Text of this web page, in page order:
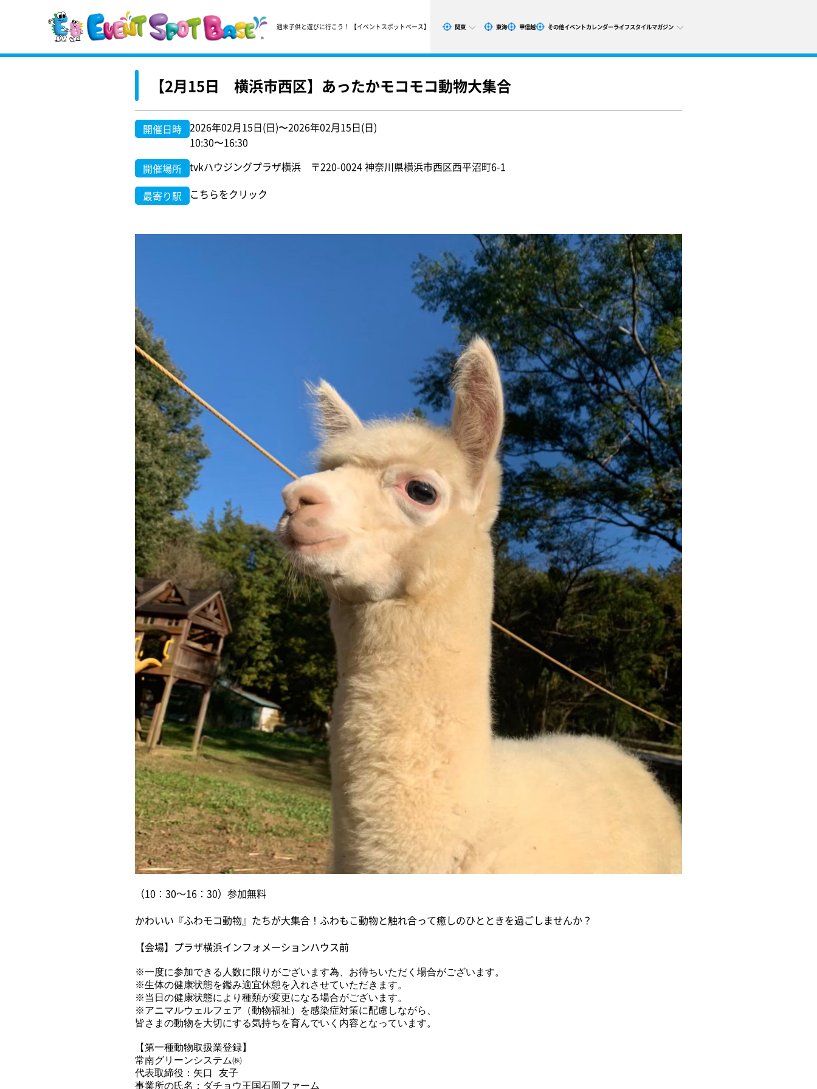
週末子供と遊びに行こう！ 【イベントスポットベース】 関東 東海 甲信越 その他イベントカレンダーライフスタイルマガジン
【2月15日 横浜市西区】あったかモコモコ動物大集合
開催日時 2026年02月15日(日)〜2026年02月15日(日)
10:30〜16:30
開催場所 tvkハウジングプラザ横浜 〒220-0024 神奈川県横浜市西区西平沼町6-1
最寄り駅
こちらをクリック
（10：30～16：30）参加無料
かわいい『ふわモコ動物』たちが大集合！ふわもこ動物と触れ合って癒しのひとときを過ごしませんか？
【会場】プラザ横浜インフォメーションハウス前
※一度に参加できる人数に限りがございます為、お待ちいただく場合がございます。
※生体の健康状態を鑑み適宜休憩を入れさせていただきます。
※当日の健康状態により種類が変更になる場合がございます。
※アニマルウェルフェア（動物福祉）を感染症対策に配慮しながら、
皆さまの動物を大切にする気持ちを育んでいく内容となっています。
【第一種動物取扱業登録】
常南グリーンシステム㈱
代表取締役：矢口 友子
事業所の氏名：ダチョウ王国石岡ファーム